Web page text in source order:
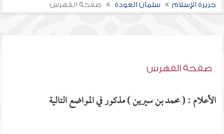
جزيرة الإسلام
سلمان العودة صفحة الفهرس
صفحة الفهرس
الأعلام : ( محمد بن سيرين ) مذكور في المواضع التالية